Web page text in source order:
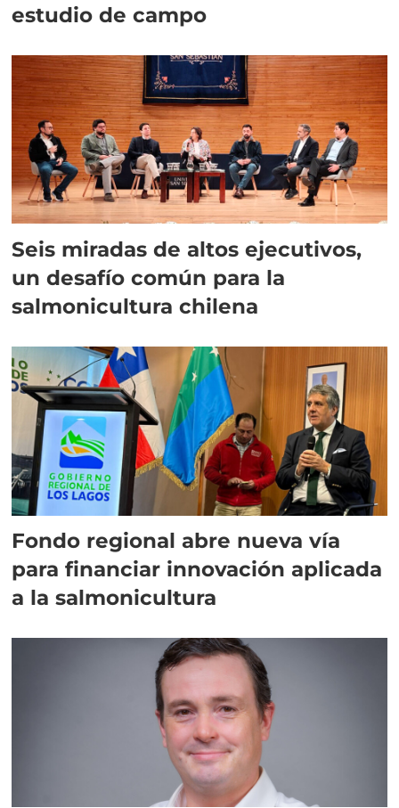
estudio de campo
Seis miradas de altos ejecutivos,
un desafío común para la
salmonicultura chilena
Fondo regional abre nueva vía
para financiar innovación aplicada
a la salmonicultura